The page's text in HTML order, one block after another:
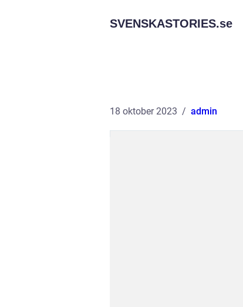
SVENSKASTORIES.se
18 oktober 2023 admin